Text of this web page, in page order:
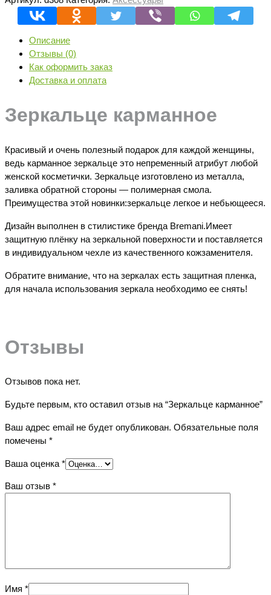
карманное
Описание
Отзывы (0)
Как оформить заказ
Доставка и оплата
Зеркальце карманное
Красивый и очень полезный подарок для каждой женщины,
ведь карманное зеркальце это непременный атрибут любой
женской косметички. Зеркальце изготовлено из металла,
заливка обратной стороны — полимерная смола.
Преимущества этой новинки:зеркальце легкое и небьющееся.
Дизайн выполнен в стилистике бренда Bremani.Имеет
защитную плёнку на зеркальной поверхности и поставляется
в индивидуальном чехле из качественного кожзаменителя.
Обратите внимание, что на зеркалах есть защитная пленка,
для начала использования зеркала необходимо ее снять!
Отзывы
Отзывов пока нет.
Будьте первым, кто оставил отзыв на “Зеркальце карманное”
Ваш адрес email не будет опубликован. Обязательные поля
помечены *
Ваша оценка *
Ваш отзыв *
Имя *